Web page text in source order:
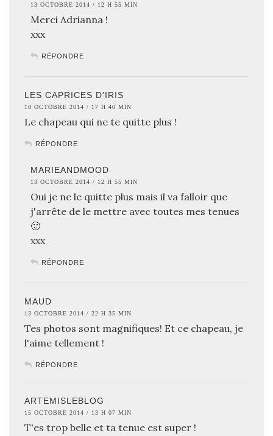
13 OCTOBRE 2014 / 12 H 55 MIN
Merci Adrianna !
xxx
RÉPONDRE
LES CAPRICES D'IRIS
10 OCTOBRE 2014 / 17 H 40 MIN
Le chapeau qui ne te quitte plus !
RÉPONDRE
MARIEANDMOOD
13 OCTOBRE 2014 / 12 H 55 MIN
Oui je ne le quitte plus mais il va falloir que
j'arrête de le mettre avec toutes mes tenues
🙂
xxx
RÉPONDRE
MAUD
13 OCTOBRE 2014 / 22 H 35 MIN
Tes photos sont magnifiques! Et ce chapeau, je
l'aime tellement !
RÉPONDRE
ARTEMISLEBLOG
15 OCTOBRE 2014 / 13 H 07 MIN
T'es trop belle et ta tenue est super !